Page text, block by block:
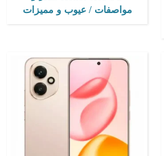
مواصفات / عيوب و مميزات
التخزين / الرام:256 جيجابايت/512 جيجابايت، بدون فتحة بطاقة
الكاميرا:
الشاشة:1200x2640 pixels
نظام التشغيل:Android 15, Magic OS 9
البطارية:8300mAh